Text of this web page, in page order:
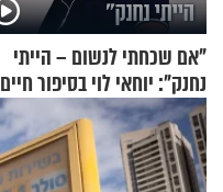
"אם שכחתי לנשום – הייתי
נחנק": יוחאי לוי בסיפור חיים
מעורר השראה